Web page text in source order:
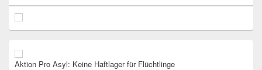
Aktion Pro Asyl: Keine Haftlager für Flüchtlinge